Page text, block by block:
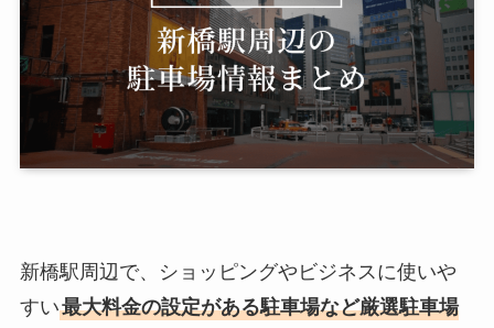
新橋駅周辺で、ショッピングやビジネスに使いや
すい最大料金の設定がある駐車場など厳選駐車場